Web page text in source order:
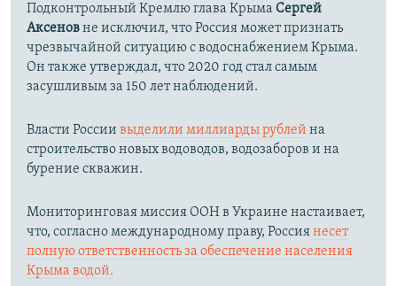
Подконтрольный Кремлю глава Крыма Сергей
Аксеновне исключил, что Россия может признать
чрезвычайной ситуацию с водоснабжением Крыма.
Он также утверждал, что 2020 год стал самым
засушливым за 150 лет наблюдений.​
Власти России выделили миллиарды рублей на
строительство новых водоводов, водозаборов и на
бурение скважин.
Мониторинговая миссия ООН в Украине настаивает,
что, согласно международному праву, Россиянесет
полную ответственность за обеспечение населения
Крыма водой.